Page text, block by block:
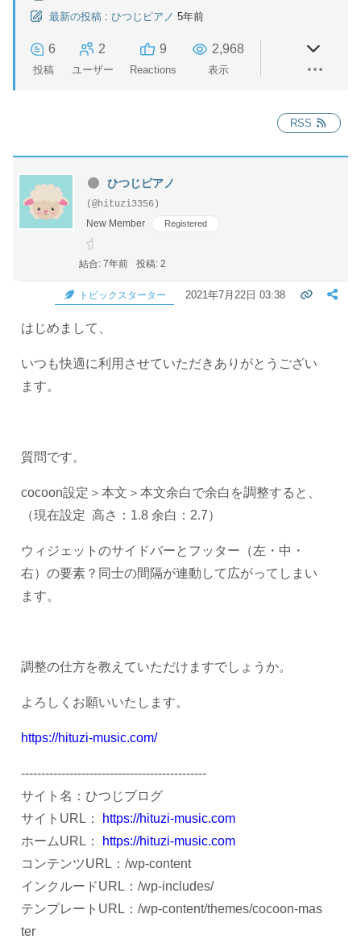
最新の投稿 : ひつじピアノ 5年前
6
投稿
2
ユーザー
9
Reactions
2,968
表示
RSS
ひつじピアノ
(@hituzi3356)
New Member
Registered
結合: 7年前 投稿: 2
トピックスターター 2021年7月22日 03:38
はじめまして、
いつも快適に利用させていただきありがとうござい
ます。
質問です。
cocoon設定＞本文＞本文余白で余白を調整すると、
（現在設定 高さ：1.8 余白：2.7）
ウィジェットのサイドバーとフッター（左・中・
右）の要素？同士の間隔が連動して広がってしまい
ます。
調整の仕方を教えていただけますでしょうか。
よろしくお願いいたします。
https://hituzi-music.com/
----------------------------------------------
サイト名：ひつじブログ
サイトURL：
https://hituzi-music.com
ホームURL：
https://hituzi-music.com
コンテンツURL：/wp-content
インクルードURL：/wp-includes/
テンプレートURL：/wp-content/themes/cocoon-mas
ter